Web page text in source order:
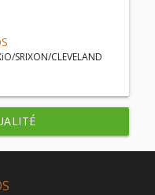
SRIXON/CLEVELAND